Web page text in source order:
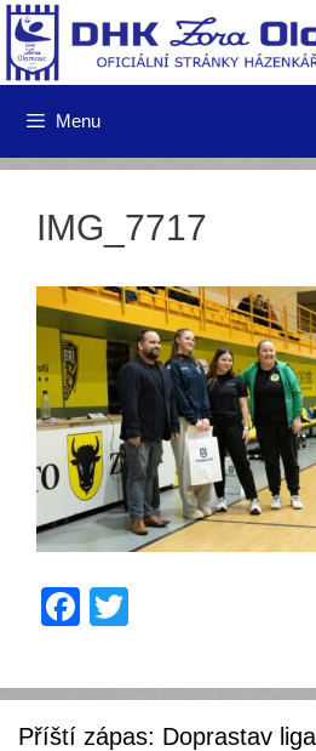
Přeskočit
na
obsah
Menu
IMG_7717
F
c
e
tt
er
Příští zápas: Doprastav